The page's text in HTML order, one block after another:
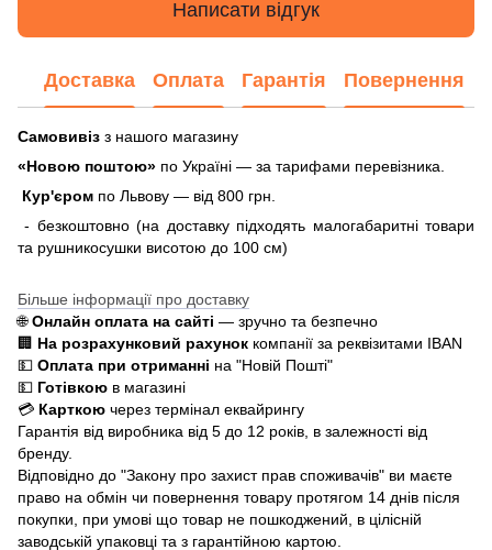
Написати відгук
Доставка Оплата Гарантія Повернення
Самовивіз з нашого магазину
«Новою поштою» по Україні — за тарифами перевізника.
Кур'єром по Львову — від 800 грн.
- безкоштовно (на доставку підходять малогабаритні товари
та рушникосушки висотою до 100 см)
Більше інформації про доставку
🌐Онлайн оплата на сайті — зручно та безпечно
🏢 На розрахунковий рахунок компанії за реквізитами IBAN
💵 Оплата при отриманні на "Новій Пошті"
💵 Готівкою в магазині
💳 Карткою через термінал еквайрингу
Гарантія від виробника від 5 до 12 років, в залежності від
бренду.
Відповідно до "Закону про захист прав споживачів" ви маєте
право на обмін чи повернення товару протягом 14 днів після
покупки, при умові що товар не пошкоджений, в цілісній
заводській упаковці та з гарантійною картою.